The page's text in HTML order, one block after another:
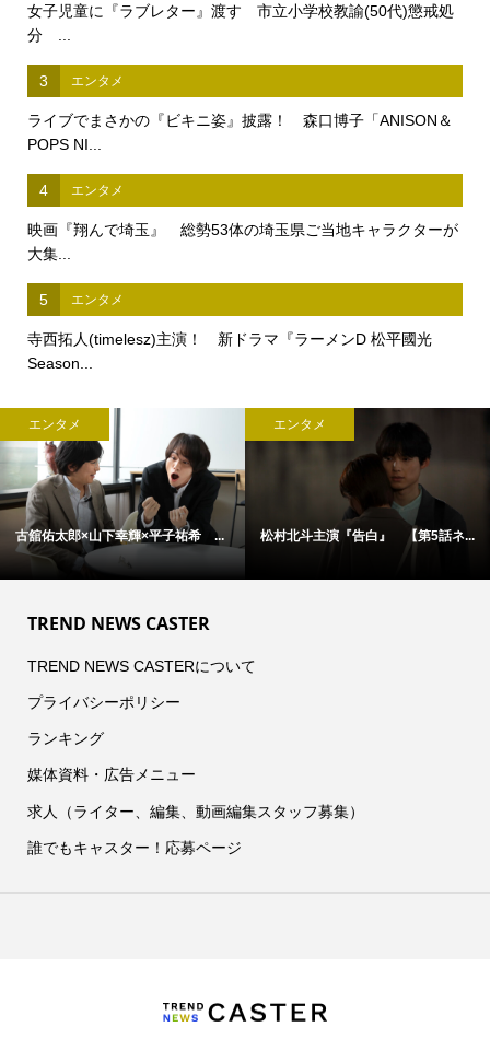
女子児童に『ラブレター』渡す 市立小学校教諭(50代)懲戒処
分 ...
3 エンタメ
ライブでまさかの『ビキニ姿』披露！ 森口博子「ANISON＆
POPS NI...
4 エンタメ
映画『翔んで埼玉』 総勢53体の埼玉県ご当地キャラクターが
大集...
5 エンタメ
寺西拓人(timelesz)主演！ 新ドラマ『ラーメンD 松平國光
Season...
エンタメ
古舘佑太郎×山下幸輝×平子祐希 ...
エンタメ
松村北斗主演『告白』 【第5話ネ...
TREND NEWS CASTER
TREND NEWS CASTERについて
プライバシーポリシー
ランキング
媒体資料・広告メニュー
求人（ライター、編集、動画編集スタッフ募集）
誰でもキャスター！応募ページ